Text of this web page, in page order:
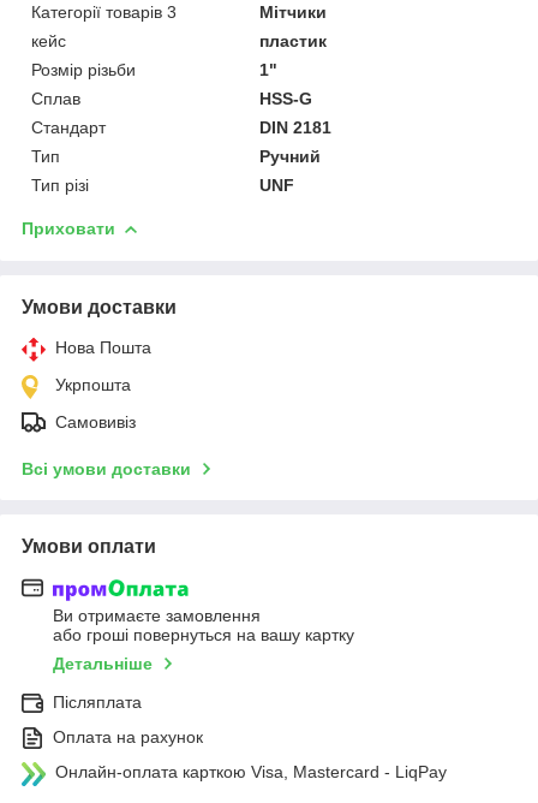
Категорії товарів 3
Мітчики
кейс
пластик
Розмір різьби
1"
Сплав
HSS-G
Стандарт
DIN 2181
Тип
Ручний
Тип різі
UNF
Приховати
Умови доставки
Нова Пошта
Укрпошта
Самовивіз
Всі умови доставки
Умови оплати
Ви отримаєте замовлення
або гроші повернуться на вашу картку
Детальніше
Післяплата
Оплата на рахунок
Онлайн-оплата карткою Visa, Mastercard - LiqPay